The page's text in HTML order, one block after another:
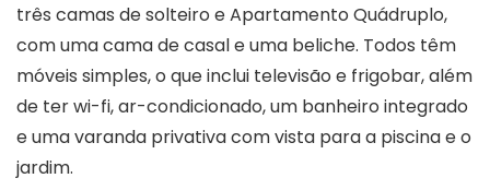
três camas de solteiro e Apartamento Quádruplo,
com uma cama de casal e uma beliche. Todos têm
móveis simples, o que inclui televisão e frigobar, além
de ter wi-fi, ar-condicionado, um banheiro integrado
e uma varanda privativa com vista para a piscina e o
jardim.